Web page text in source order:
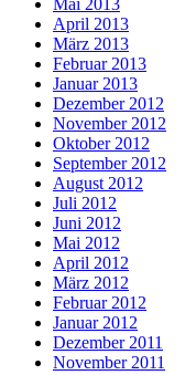
April 2013
März 2013
Februar 2013
Januar 2013
Dezember 2012
November 2012
Oktober 2012
September 2012
August 2012
Juli 2012
Juni 2012
Mai 2012
April 2012
März 2012
Februar 2012
Januar 2012
Dezember 2011
November 2011